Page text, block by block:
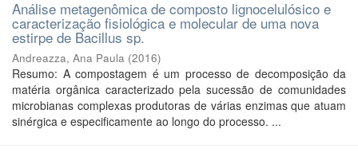
Análise metagenômica de composto lignocelulósico e
caracterização fisiológica e molecular de uma nova
estirpe de Bacillus sp.
Andreazza, Ana Paula (2016)
Resumo: A compostagem é um processo de decomposição da
matéria orgânica caracterizado pela sucessão de comunidades
microbianas complexas produtoras de várias enzimas que atuam
sinérgica e especificamente ao longo do processo. ...